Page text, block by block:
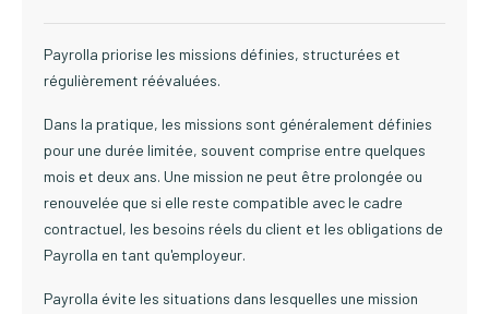
Payrolla priorise les missions définies, structurées et
régulièrement réévaluées.
Dans la pratique, les missions sont généralement définies
pour une durée limitée, souvent comprise entre quelques
mois et deux ans. Une mission ne peut être prolongée ou
renouvelée que si elle reste compatible avec le cadre
contractuel, les besoins réels du client et les obligations de
Payrolla en tant qu'employeur.
Payrolla évite les situations dans lesquelles une mission